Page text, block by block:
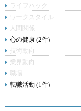
ライフハック
ワークスタイル
人間関係
心の健康 (2件)
技術動向
業界動向
職場
転職活動 (1件)